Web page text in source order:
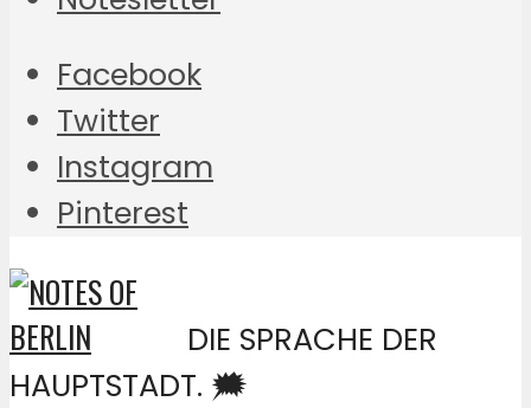
Facebook
Twitter
Instagram
Pinterest
DIE SPRACHE DER
HAUPTSTADT. 🗯️